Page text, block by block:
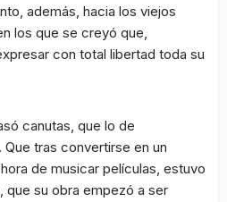
además, hacia los viejos
los que se creyó que,
con total libertad toda su
canutas, que lo de
tras convertirse en un
de musicar películas, estuvo
que su obra empezó a ser